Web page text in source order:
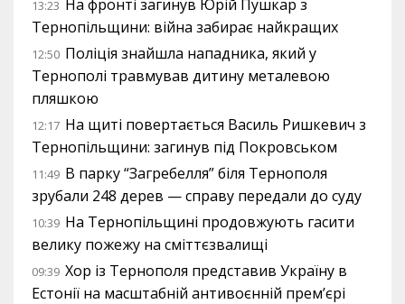
13:23 На фронті загинув Юрій Пушкар з
Тернопільщини: війна забирає найкращих
12:50 Поліція знайшла нападника, який у
Тернополі травмував дитину металевою
пляшкою
12:17 На щиті повертається Василь Ришкевич з
Тернопільщини: загинув під Покровськом
11:49 В парку “Загребелля” біля Тернополя
зрубали 248 дерев — справу передали до суду
10:39 На Тернопільщині продовжують гасити
велику пожежу на сміттєзвалищі
09:39 Хор із Тернополя представив Україну в
Естонії на масштабній антивоєнній прем’єрі